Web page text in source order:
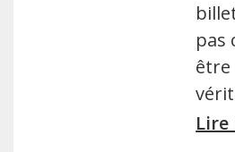
pas
être
Lire